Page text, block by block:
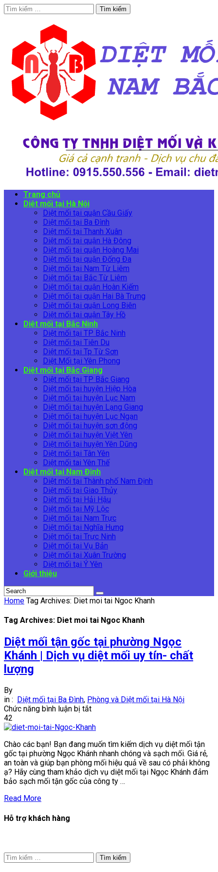
Tìm
kiếm
Trang chủ
Diệt mối tại Hà Nội
Diệt mối tại quận Cầu Giấy
Diệt mối tại Ba Đình
Diệt mối tại Thanh Xuân
Diệt mối tại quận Hà Đông
Diệt mối tại quận Hoàng Mai
Diệt mối tại quận Đống Đa
Diệt mối tại Nam Từ Liêm
Diệt mối tại Bắc Từ Liêm
Diệt mối tại quận Hoàn Kiếm
Diệt mối tại quận Hai Bà Trưng
Diệt mối tại quận Long Biên
Diệt mối tại quận Tây Hồ
Diệt mối tại Bắc Ninh
Diệt mối tại TP Bắc Ninh
Diệt mối tại Tiên Du
Diệt mối tại Tp Từ Sơn
Diệt Mối tại Yên Phong
Diệt mối tại Bắc Giang
Diệt mối tại TP Bắc Giang
Diệt mối tại huyện Hiệp Hòa
Diệt mối tại huyện Lục Nam
Diệt mối tại huyện Lạng Giang
Diệt mối tại huyện Lục Ngạn
Diệt mối tại huyện sơn động
Diệt mối tại huyện Việt Yên
Diệt mối tại huyện Yên Dũng
Diệt mối tại Tân Yên
Diệt mối tai Yên Thế
Diệt mối tại Nam Định
Diệt mối tại Thành phố Nam Định
Diệt mối tại Giao Thủy
Diệt mối tại Hải Hậu
Diệt mối tại Mỹ Lộc
Diệt mối tại Nam Trực
Diệt mối tại Nghĩa Hưng
Diệt mối tại Trực Ninh
Diệt mối tại Vụ Bản
Diệt mối tại Xuân Trường
Diệt mối tại Ý Yên
Giới thiệu
Home Tag Archives: Diet moi tai Ngoc Khanh
Tag Archives: Diet moi tai Ngoc Khanh
Diệt mối tận gốc tại phường Ngọc
Khánh | Dịch vụ diệt mối uy tín- chất
lượng
By
in :
Diệt mối tại Ba Đình, Phòng và Diệt mối tại Hà Nội
Chức năng bình luận bị tắtở
mối
gốc
tại
phường
Ngọc
Khánh
chất
lượng
42
Chào các bạn! Bạn đang muốn tìm kiếm dịch vụ diệt mối tận
gốc tại phường Ngọc Khánh nhanh chóng và sạch mối. Giá rẻ,
an toàn và giúp bạn phòng mối hiệu quả về sau có phải không
ạ? Hãy cùng tham khảo dịch vụ diệt mối tại Ngọc Khánh đảm
bảo sạch mối tận gốc của công ty …
Read More
Hỗ trợ khách hàng
Tìm
kiếm